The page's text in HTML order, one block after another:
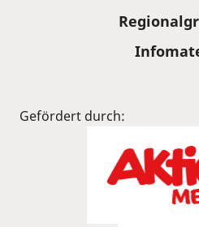
Gefördert durch: